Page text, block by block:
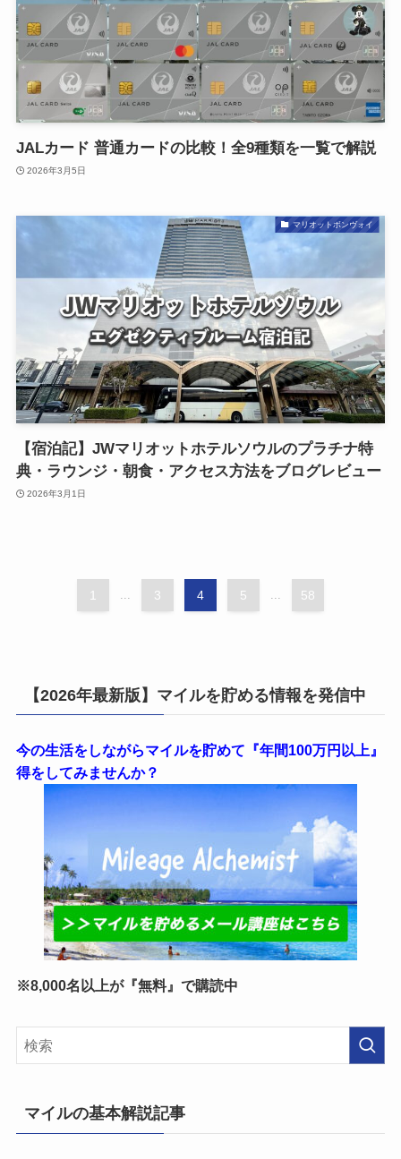
JALカード 普通カードの比較！全9種類を一覧で解説
2026年3月5日
マリオットボンヴォイ
【宿泊記】JWマリオットホテルソウルのプラチナ特
典・ラウンジ・朝食・アクセス方法をブログレビュー
2026年3月1日
1 ... 3 4 5 ... 58
【2026年最新版】マイルを貯める情報を発信中
今の生活をしながらマイルを貯めて『年間100万円以上』
得をしてみませんか？
※8,000名以上が『無料』で購読中
マイルの基本解説記事